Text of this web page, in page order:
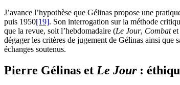
J’avance l’hypothèse que Gélinas propose une
puis 1950[19]. Son interrogation sur la méthode
que la revue, soit l’hebdomadaire (Le Jour, Combatet
dégager les critères de jugement de Gélinas ainsi
échanges soutenus.
Pierre Gélinas et Le Jour: